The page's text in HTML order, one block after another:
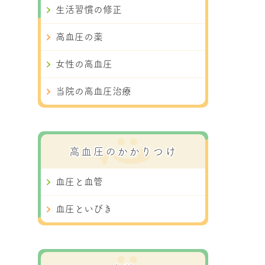
生活習慣の修正
高血圧の薬
女性の高血圧
当院の高血圧治療
高血圧のかかりつけ
血圧と血管
血圧といびき